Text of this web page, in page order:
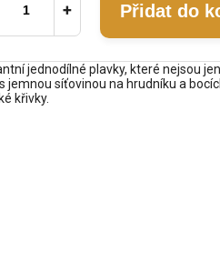
Přidat do
jednodílné plavky, které nejsou
jemnou síťovinou na hrudníku a
křivky.